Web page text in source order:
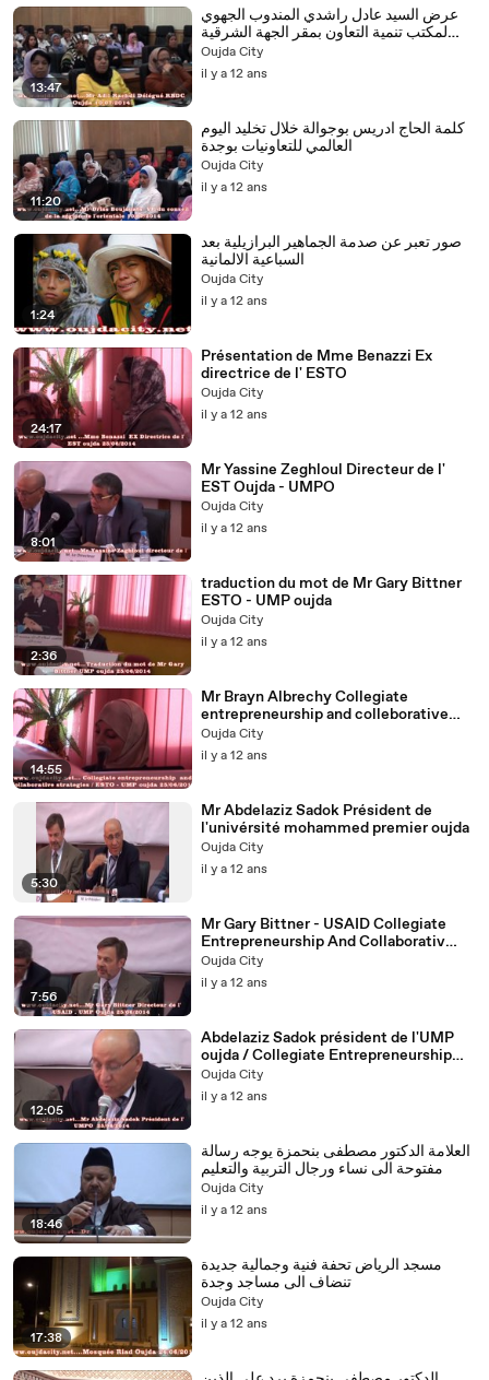
13:47
عرض السيد عادل راشدي المندوب الجهوي
لمكتب تنمية التعاون بمقر الجهة الشرقية
بوجدة
Oujda City
il y a 12 ans
11:20
كلمة الحاج ادريس بوجوالة خلال تخليد اليوم
العالمي للتعاونيات بوجدة
Oujda City
il y a 12 ans
1:24
صور تعبر عن صدمة الجماهير البرازيلية بعد
السباعية الالمانية
Oujda City
il y a 12 ans
24:17
Présentation de Mme Benazzi Ex
directrice de l' ESTO
Oujda City
il y a 12 ans
8:01
Mr Yassine Zeghloul Directeur de l'
EST Oujda - UMPO
Oujda City
il y a 12 ans
2:36
traduction du mot de Mr Gary Bittner
ESTO - UMP oujda
Oujda City
il y a 12 ans
14:55
Mr Brayn Albrechy Collegiate
entrepreneurship and colleborative
Oujda City
il y a 12 ans
5:30
Mr Abdelaziz Sadok Président de
l'univérsité mohammed premier oujda
Oujda City
il y a 12 ans
7:56
Mr Gary Bittner - USAID Collegiate
Entrepreneurship And Collaborativ
Strategies UMPO
Oujda City
il y a 12 ans
12:05
Abdelaziz Sadok président de l'UMP
oujda / Collegiate Entrepreneurship
and Collaborative strategies
Oujda City
il y a 12 ans
18:46
العلامة الدكتور مصطفى بنحمزة يوجه رسالة
مفتوحة الى نساء ورجال التربية والتعليم
Oujda City
il y a 12 ans
17:38
مسجد الرياض تحفة فنية وجمالية جديدة
تنضاف الى مساجد وجدة
Oujda City
il y a 12 ans